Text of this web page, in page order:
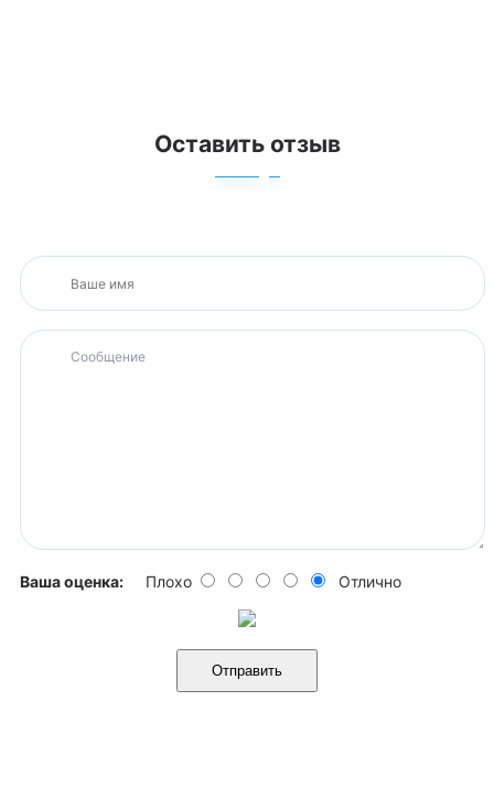
Оставить отзыв
Ваша оценка: Плохо Отлично
Отправить